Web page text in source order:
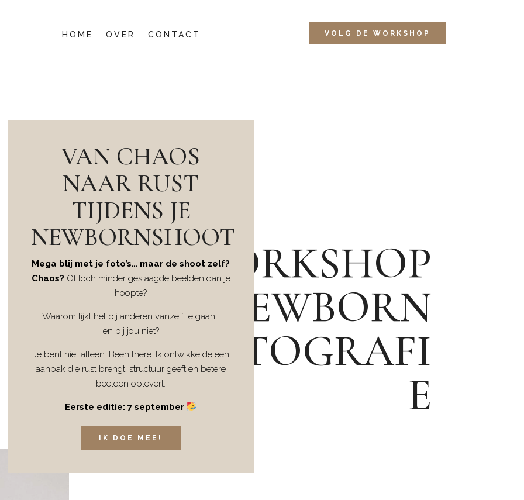
HOME OVER CONTACT VOLG DE WORKSHOP
VAN CHAOS
NAAR RUST
TIJDENS JE
NEWBORNSHOOT
Mega blij met je foto’s… maar de shoot zelf?
Chaos? Of toch minder geslaagde beelden dan je
hoopte?
Waarom lijkt het bij anderen vanzelf te gaan…
en bij jou niet?
Je bent niet alleen. Been there. Ik ontwikkelde een
aanpak die rust brengt, structuur geeft en betere
beelden oplevert.
Eerste editie: 7 september
IK DOE MEE!
WORKSHOP
NEWBORN
FOTOGRAFI
E